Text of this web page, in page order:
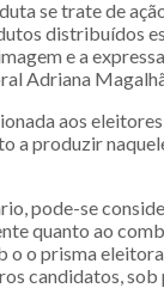
se trate de
distribuídos
e a
Adriana
aos
a produzir
pode-se
quanto ao
o prisma
candidatos,